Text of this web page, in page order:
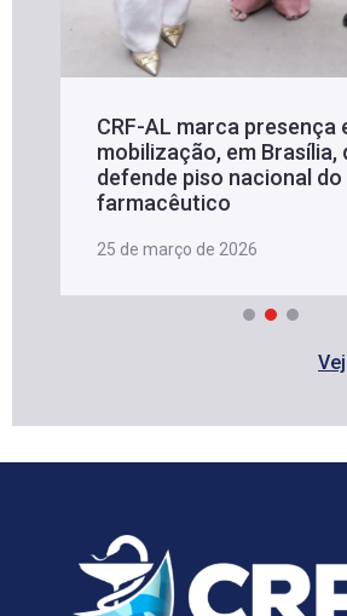
CRF-AL marca presença
mobilização, em Brasília,
defende piso nacional do
farmacêutico
25 de março de 2026